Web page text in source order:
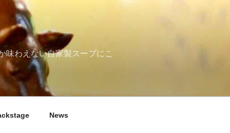
味わえない自家製スープにこ
News